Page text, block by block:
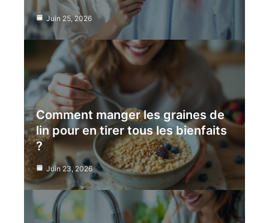
Juin 25, 2026
Comment manger les graines de
lin pour en tirer tous les bienfaits
?
Juin 23, 2026